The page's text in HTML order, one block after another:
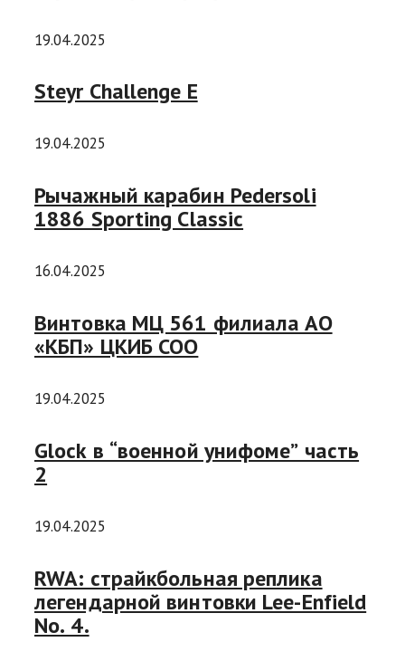
19.04.2025
Steyr Challenge E
19.04.2025
Рычажный карабин Pedersoli
1886 Sporting Classic
16.04.2025
Винтовка МЦ 561 филиала АО
«КБП» ЦКИБ СОО
19.04.2025
Glock в “военной унифоме” часть
2
19.04.2025
RWA: страйкбольная реплика
легендарной винтовки Lee-Enfield
No. 4.